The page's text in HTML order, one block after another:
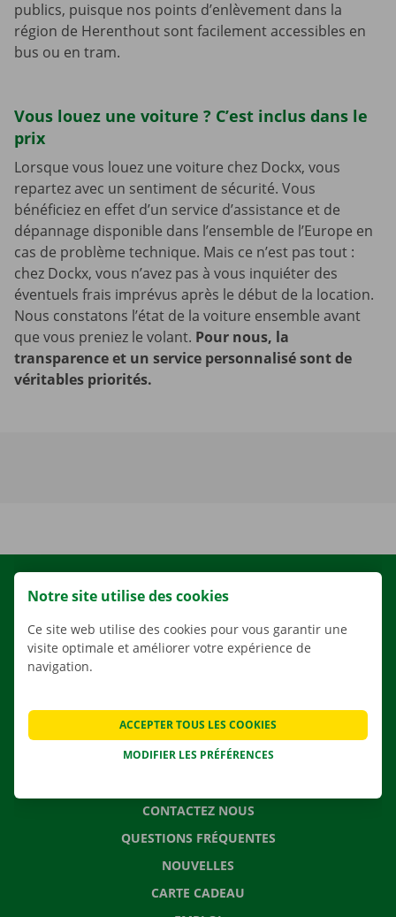
publics, puisque nos points d’enlèvement dans la
région de Herenthout sont facilement accessibles en
bus ou en tram.
Vous louez une voiture ? C’est inclus dans le
prix
Lorsque vous louez une voiture chez Dockx, vous
repartez avec un sentiment de sécurité. Vous
bénéficiez en effet d’un service d’assistance et de
dépannage disponible dans l’ensemble de l’Europe en
cas de problème technique. Mais ce n’est pas tout :
chez Dockx, vous n’avez pas à vous inquiéter des
éventuels frais imprévus après le début de la location.
Nous constatons l’état de la voiture ensemble avant
que vous preniez le volant. Pour nous, la
transparence et un service personnalisé sont de
véritables priorités.
LOCATION
NOS SERVICES
SOLUTIONS DE DÉMÉNAGEMENT
CONTACTEZ NOUS
QUESTIONS FRÉQUENTES
NOUVELLES
CARTE CADEAU
Notre site utilise des cookies
Ce site web utilise des cookies pour vous garantir une
visite optimale et améliorer votre expérience de
navigation.
MODIFIER LES PRÉFÉRENCES
ACCEPTER TOUS LES COOKIES